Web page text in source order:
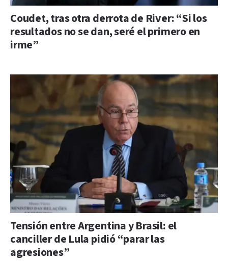
Coudet, tras otra derrota de River: “Si los
resultados no se dan, seré el primero en
irme”
Tensión entre Argentina y Brasil: el
canciller de Lula pidió “parar las
agresiones”